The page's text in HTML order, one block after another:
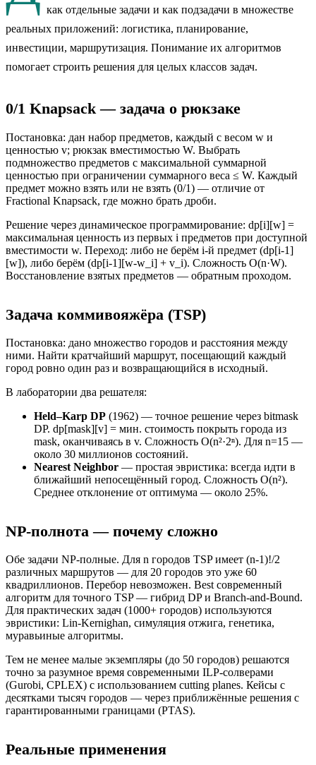
как отдельные задачи и как подзадачи в множестве
реальных приложений: логистика, планирование,
инвестиции, маршрутизация. Понимание их алгоритмов
помогает строить решения для целых классов задач.
0/1 Knapsack — задача о рюкзаке
Постановка: дан набор предметов, каждый с весом w и
ценностью v; рюкзак вместимостью W. Выбрать
подмножество предметов с максимальной суммарной
ценностью при ограничении суммарного веса ≤ W. Каждый
предмет можно взять или не взять (0/1) — отличие от
Fractional Knapsack, где можно брать дроби.
Решение через динамическое программирование: dp[i][w] =
максимальная ценность из первых i предметов при доступной
вместимости w. Переход: либо не берём i-й предмет (dp[i-1]
[w]), либо берём (dp[i-1][w-w_i] + v_i). Сложность O(n·W).
Восстановление взятых предметов — обратным проходом.
Задача коммивояжёра (TSP)
Постановка: дано множество городов и расстояния между
ними. Найти кратчайший маршрут, посещающий каждый
город ровно один раз и возвращающийся в исходный.
В лаборатории два решателя:
Held–Karp DP (1962) — точное решение через bitmask
DP. dp[mask][v] = мин. стоимость покрыть города из
mask, оканчиваясь в v. Сложность O(n²·2ⁿ). Для n=15 —
около 30 миллионов состояний.
Nearest Neighbor — простая эвристика: всегда идти в
ближайший непосещённый город. Сложность O(n²).
Среднее отклонение от оптимума — около 25%.
NP-полнота — почему сложно
Обе задачи NP-полные. Для n городов TSP имеет (n-1)!/2
различных маршрутов — для 20 городов это уже 60
квадриллионов. Перебор невозможен. Best современный
алгоритм для точного TSP — гибрид DP и Branch-and-Bound.
Для практических задач (1000+ городов) используются
эвристики: Lin-Kernighan, симуляция отжига, генетика,
муравьиные алгоритмы.
Тем не менее малые экземпляры (до 50 городов) решаются
точно за разумное время современными ILP-солверами
(Gurobi, CPLEX) с использованием cutting planes. Кейсы с
десятками тысяч городов — через приближённые решения с
гарантированными границами (PTAS).
Реальные применения